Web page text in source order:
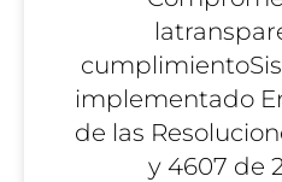
implementado
de las
y 4607 de